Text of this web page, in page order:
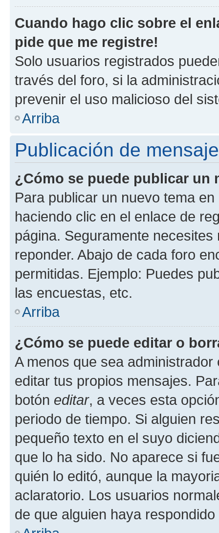
Cuando hago clic sobre el
pide que me registre!
Solo usuarios registrados
través del foro, si la
prevenir el uso malicioso del
Arriba
Publicación de
¿Cómo se puede publicar un
Para publicar un nuevo tema
haciendo clic en el enlace de
página. Seguramente
reponder. Abajo de cada foro
permitidas. Ejemplo: Puedes
las encuestas, etc.
Arriba
¿Cómo se puede editar o
A menos que sea
editar tus propios mensajes.
botón editar, a veces esta
periodo de tiempo. Si alguien
pequeño texto en el suyo
que lo ha sido. No aparece si
quién lo editó, aunque la
aclaratorio. Los usuarios
de que alguien haya